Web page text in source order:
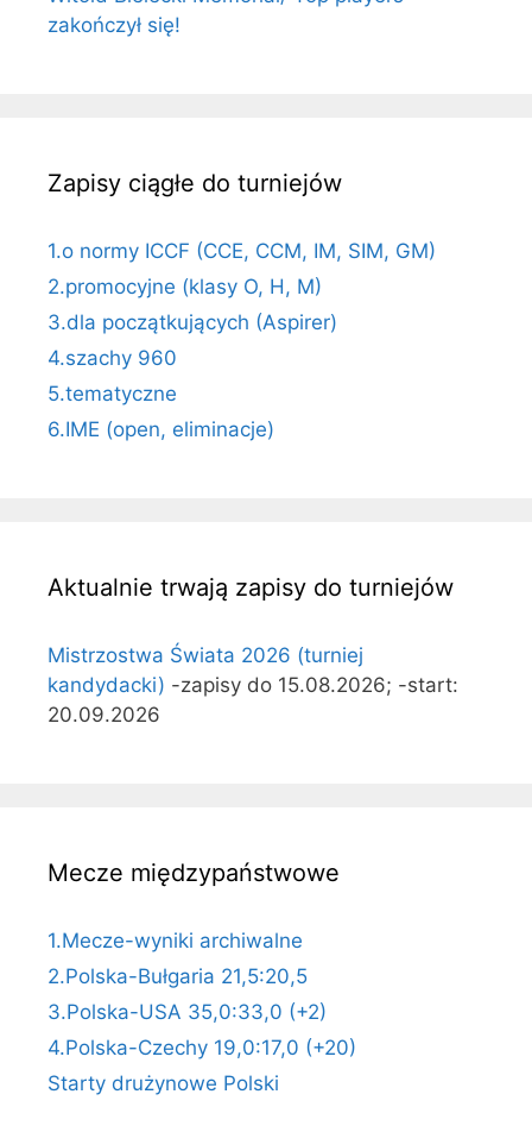
zakończył się!
Zapisy ciągłe do turniejów
1.o normy ICCF (CCE, CCM, IM, SIM, GM)
2.promocyjne (klasy O, H, M)
3.dla początkujących (Aspirer)
4.szachy 960
5.tematyczne
6.IME (open, eliminacje)
Aktualnie trwają zapisy do turniejów
Mistrzostwa Świata 2026 (turniej
kandydacki) -zapisy do 15.08.2026; -start:
20.09.2026
Mecze międzypaństwowe
1.Mecze-wyniki archiwalne
2.Polska-Bułgaria 21,5:20,5
3.Polska-USA 35,0:33,0 (+2)
4.Polska-Czechy 19,0:17,0 (+20)
Starty drużynowe Polski